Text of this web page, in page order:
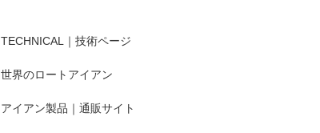
TECHNICAL｜技術ページ
世界のロートアイアン
アイアン製品｜通販サイト